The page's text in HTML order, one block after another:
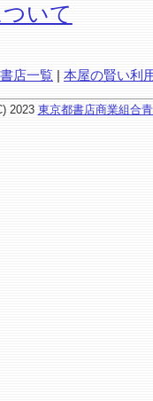
いて
店一覧 | 本屋の賢い利
2023 東京都書店商業組合